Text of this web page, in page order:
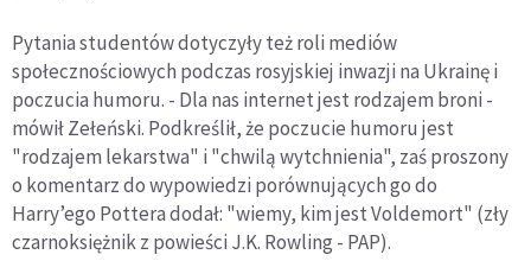
Pytania studentów dotyczyły też roli mediów
społecznościowych podczas rosyjskiej inwazji na Ukrainę i
poczucia humoru. - Dla nas internet jest rodzajem broni -
mówił Zełeński. Podkreślił, że poczucie humoru jest
"rodzajem lekarstwa" i "chwilą wytchnienia", zaś proszony
o komentarz do wypowiedzi porównujących go do
Harry’ego Pottera dodał: "wiemy, kim jest Voldemort" (zły
czarnoksiężnik z powieści J.K. Rowling - PAP).